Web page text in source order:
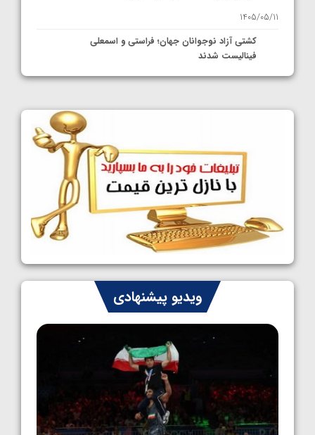
1405/05/11
کشتی آزاد نوجوانان جهان؛ فراستی و اسمعلی
فینالیست شدند
1405/05/09
کشتی فرنگی نوجوانان جهان؛ سکوی تیمی
سوم برای ایران
1405/05/07
ایران چشم به راه چهار مدال در پنج وزن دوم
کشتی فرنگی نوجوانان جهان
1405/05/06
کشتی فرنگی نوجوان جهان؛ رضایی تنها طلایی
پنج وزن نخست
1405/05/06
ویدیو پیشنهادی